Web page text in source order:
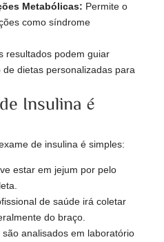
Metabólicas: Permite o
como síndrome
resultados podem guiar
dietas personalizadas para
Insulina é
de insulina é simples:
estar em jejum por pelo
de saúde irá coletar
do braço.
analisados em laboratório